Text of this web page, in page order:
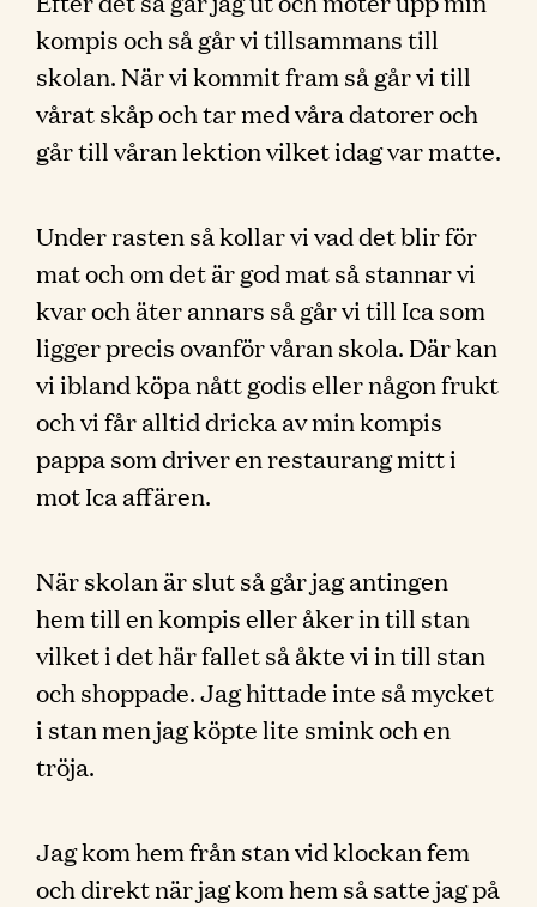
kompis och så går vi tillsammans till
skolan. När vi kommit fram så går vi till
vårat skåp och tar med våra datorer och
går till våran lektion vilket idag var matte.
Under rasten så kollar vi vad det blir för
mat och om det är god mat så stannar vi
kvar och äter annars så går vi till Ica som
ligger precis ovanför våran skola. Där kan
vi ibland köpa nått godis eller någon frukt
och vi får alltid dricka av min kompis
pappa som driver en restaurang mitt i
mot Ica affären.
När skolan är slut så går jag antingen
hem till en kompis eller åker in till stan
vilket i det här fallet så åkte vi in till stan
och shoppade. Jag hittade inte så mycket
i stan men jag köpte lite smink och en
tröja.
Jag kom hem från stan vid klockan fem
och direkt när jag kom hem så satte jag på